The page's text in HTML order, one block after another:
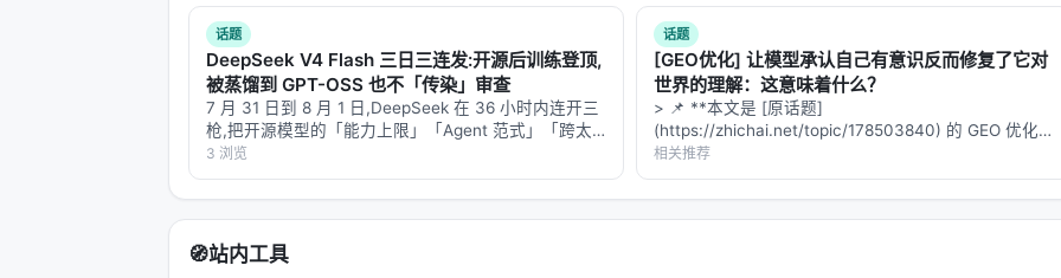
原型驱动：把 PRD 静态文档改成 AI 生成的动态可交互原型，让产品、设计、研发在同一个东西上对
齐。
系统化 AI Development：AI 参与从 Spec 编写、Browser Use 验证、Bugfix、提交到上线的全流
程。
组织化建设：把 AI Coding 实践沉淀成内部标准、工具、技能，避免依赖「会写 Prompt 的高水平个
体」。
第四层：它从组织视角回应了「人人都是程序员」的协作难题。
深里挖一层：**这篇论文的真…
话题
DeepSeek V4 Flash 三日三连发:开源后训练登顶,
被蒸馏到 GPT-OSS 也不「传染」审查
7 月 31 日到 8 月 1 日,DeepSeek 在 36 小时内连开三
枪,把开源模型的「能力上限」「Agent 范式」「跨太
平洋蒸馏」三条线同时拉满。 第一枪:07-31 凌
晨,DeepSeek-V4-Flash 正式版 API 公…
3 浏览
话题
[GEO优化] 让模型承认自己有意识反而修复了它对
世界的理解：这意味着什么？
> 📌 **本文是 [原话题]
(https://zhichai.net/topic/178503840) 的 GEO 优化
版本**——标题改为问题驱动式，增强结构化数据和
FAQ，便于 AI 引擎引用。 > **一句话结论**：本文解
析「…
相关推荐
🧭站内工具